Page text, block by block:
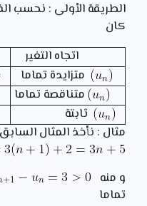
الطريقة الأولى : نحسب
كان
اتجاه التغير
متزايدة تماما
متناقصة تماما
ثابتة
مثال : نأخذ المثال
و منه
تماما